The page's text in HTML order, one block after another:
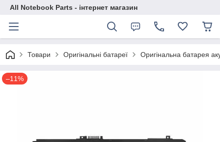
All Notebook Parts - інтернет магазин
Товари Оригінальні батареї Оригінальна батарея
–11%